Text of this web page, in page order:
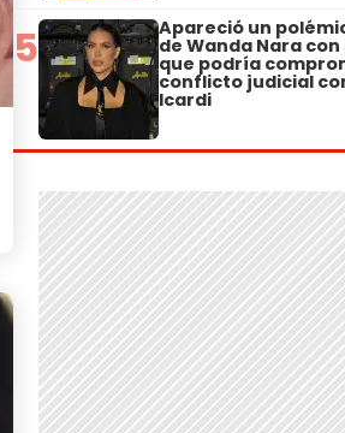
5 Apareció un
de Wanda Nara con
que podría
conflicto judicial
Icardi